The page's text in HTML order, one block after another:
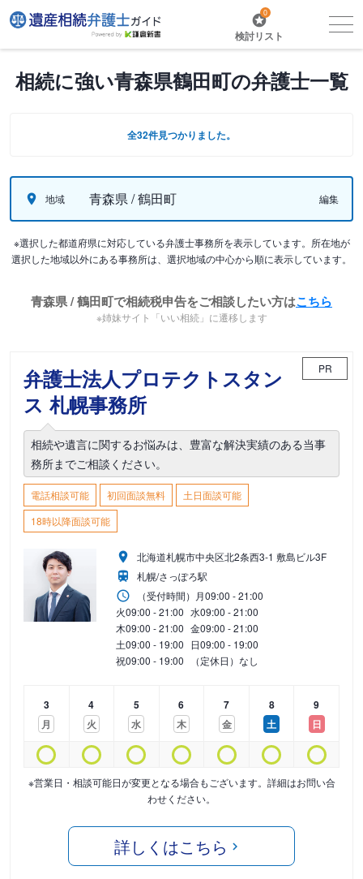
0
検討リスト
相続に強い青森県鶴田町の弁護士一覧
全32件見つかりました。
地域 青森県 / 鶴田町 編集
※選択した都道府県に対応している弁護士事務所を表示しています。所在地が
選択した地域以外にある事務所は、選択地域の中心から順に表示しています。
青森県 / 鶴田町で相続税申告をご相談したい方はこちら
※姉妹サイト「いい相続」に遷移します
弁護士法人プロテクトスタン
ス 札幌事務所
PR
相続や遺言に関するお悩みは、豊富な解決実績のある当事
務所までご相談ください。
電話相談可能 初回面談無料
土日面談可能
18時以降面談可能
北海道札幌市中央区北2条西3-1 敷島ビル3F
札幌/さっぽろ駅
（受付時間） 月09:00 - 21:00
火09:00 - 21:00 水09:00 - 21:00
木09:00 - 21:00 金09:00 - 21:00
土09:00 - 19:00 日09:00 - 19:00
祝09:00 - 19:00 （定休日）なし
3
月
4
火
5
水
6
木
7
金
8
土
9
日
※営業日・相談可能日が変更となる場合もございます。詳細はお問い合
わせください。
詳しくはこちら